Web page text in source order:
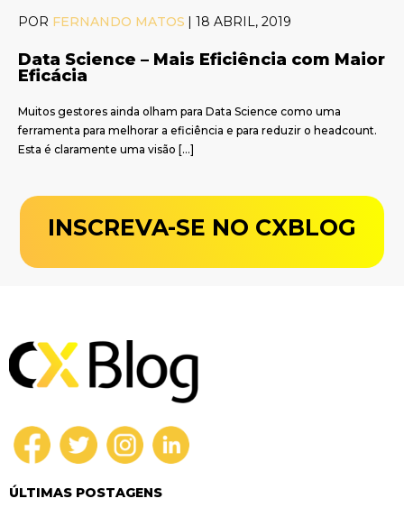
POR FERNANDO MATOS | 18 ABRIL, 2019
Data Science – Mais Eficiência com Maior
Eficácia
Muitos gestores ainda olham para Data Science como uma
ferramenta para melhorar a eficiência e para reduzir o headcount.
Esta é claramente uma visão […]
INSCREVA-SE NO CXBLOG
ÚLTIMAS POSTAGENS